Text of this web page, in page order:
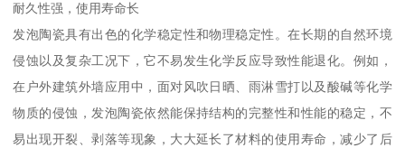
耐久性强，使用寿命长
发泡陶瓷具有出色的化学稳定性和物理稳定性。在长期的自然环境
侵蚀以及复杂工况下，它不易发生化学反应导致性能退化。例如，
在户外建筑外墙应用中，面对风吹日晒、雨淋雪打以及酸碱等化学
物质的侵蚀，发泡陶瓷依然能保持结构的完整性和性能的稳定，不
易出现开裂、剥落等现象，大大延长了材料的使用寿命，减少了后